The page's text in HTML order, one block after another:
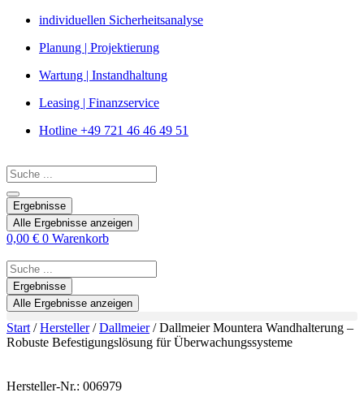
Zum
springen
individuellen Sicherheitsanalyse
Planung | Projektierung
Wartung | Instandhaltung
Leasing | Finanzservice
Hotline +49 721 46 46 49 51
Search
...
Ergebnisse
Alle Ergebnisse anzeigen
0,00 € 0 Warenkorb
Search
...Ergebnisse
Alle Ergebnisse anzeigen
Start /Hersteller/Dallmeier/ Dallmeier Mountera Wandhalterung –
Robuste Befestigungslösung für Überwachungssysteme
Hersteller-Nr.: 006979